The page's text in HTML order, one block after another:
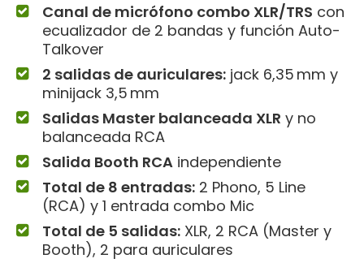
Canal de micrófono combo XLR/TRS con
ecualizador de 2 bandas y función Auto-
Talkover
2 salidas de auriculares: jack 6,35 mm y
minijack 3,5 mm
Salidas Master balanceada XLR y no
balanceada RCA
Salida Booth RCA independiente
Total de 8 entradas: 2 Phono, 5 Line
(RCA) y 1 entrada combo Mic
Total de 5 salidas: XLR, 2 RCA (Master y
Booth), 2 para auriculares